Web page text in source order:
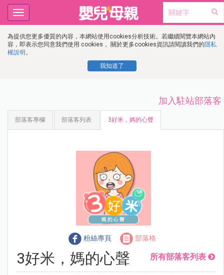
為提供您更多優質的內容，本網站使用cookies分析技術。若繼續閱覽本網站內
容，即表示您同意我們使用 cookies， 關於更多cookies資訊請閱讀我們的隱私
權說明 。
我知道了
Toggle
navigation
加入駐站部落客
部落客專欄 部落客列表 3好米，媽的心聲
粉絲專頁 部落格
3好米，媽的心聲 所有部落客列表